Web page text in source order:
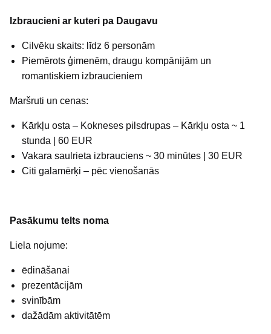
Izbraucieni ar kuteri pa Daugavu
Cilvēku skaits: līdz 6 personām
Piemērots ģimenēm, draugu kompānijām un
romantiskiem izbraucieniem
Maršruti un cenas:
Kārkļu osta – Kokneses pilsdrupas – Kārkļu osta ~ 1
stunda | 60 EUR
Vakara saulrieta izbrauciens ~ 30 minūtes | 30 EUR
Citi galamērķi – pēc vienošanās
Pasākumu telts noma
Liela nojume:
ēdināšanai
prezentācijām
svinībām
dažādām aktivitātēm